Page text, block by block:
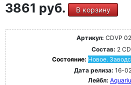
3861 руб. В корзину
Артикул: CDVP
Состав: 2 CD
Состояние: Новое.
Дата релиза: 16-
Лейбл: